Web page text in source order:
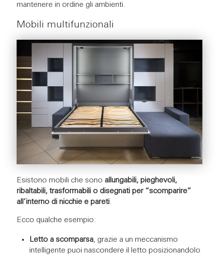
mantenere in ordine gli ambienti.
Mobili multifunzionali
Esistono mobili che sono allungabili, pieghevoli,
ribaltabili, trasformabili o disegnati per “scomparire”
all’interno di nicchie e pareti.
Ecco qualche esempio:
Letto a scomparsa, grazie a un meccanismo
intelligente puoi nascondere il letto posizionandolo